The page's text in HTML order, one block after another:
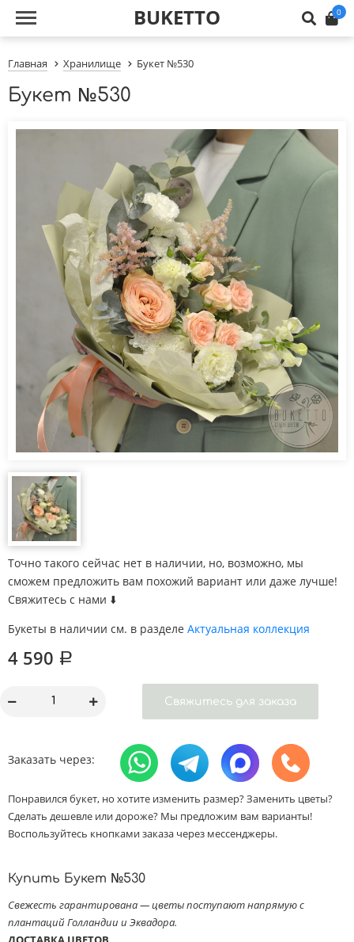
BUKETTO 0
Главная Хранилище Букет №530
Букет №530
Точно такого сейчас нет в наличии, но, возможно, мы
сможем предложить вам похожий вариант или даже лучше!
Свяжитесь с нами ⬇️
Букеты в наличии см. в разделе Актуальная коллекция
4 590
Заказать через:
Понравился букет, но хотите изменить размер? Заменить цветы?
Сделать дешевле или дороже? Мы предложим вам варианты!
Воспользуйтесь кнопками заказа через мессенджеры.
Купить Букет №530
Свежесть гарантирована — цветы поступают напрямую с
плантаций Голландии и Эквадора.